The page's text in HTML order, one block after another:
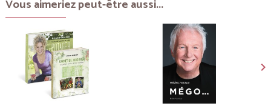
Vous aimeriez peut-être aussi...